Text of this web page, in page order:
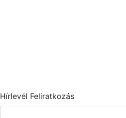
Hírlevél Feliratkozás